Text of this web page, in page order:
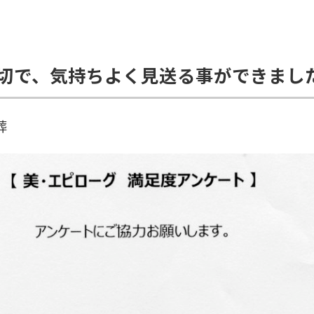
で、気持ちよく見送る事ができまし